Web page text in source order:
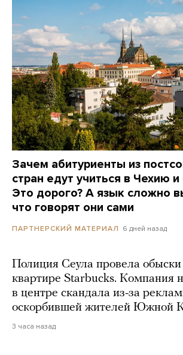
Зачем абитуриенты из
стран едут учиться в Чехию
Это дорого? А язык сложно
что говорят они сами
ПАРТНЕРСКИЙ МАТЕРИАЛ 6 дней назад
Полиция Сеула провела
квартире Starbucks. Компания
в центре скандала из-за
оскорбившей жителей Южной
3 часа назад